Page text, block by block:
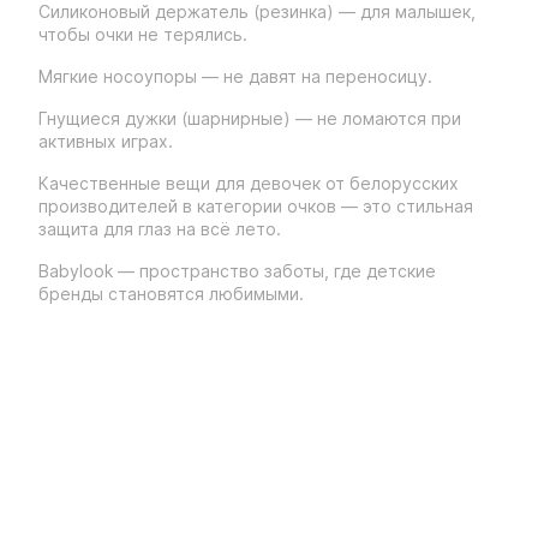
Силиконовый держатель (резинка) — для малышек,
чтобы очки не терялись.
Мягкие носоупоры — не давят на переносицу.
Гнущиеся дужки (шарнирные) — не ломаются при
активных играх.
Качественные вещи для девочек от белорусских
производителей в категории очков — это стильная
защита для глаз на всё лето.
Babylook — пространство заботы, где детские
бренды становятся любимыми.